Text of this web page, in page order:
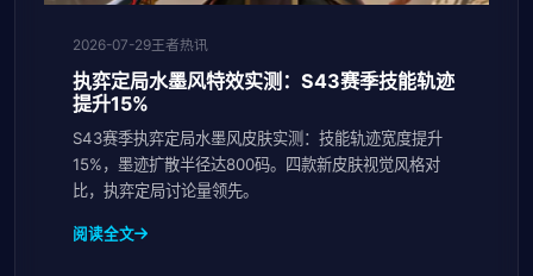
2026-07-29王者热讯
执弈定局水墨风特效实测：S43赛季技能轨迹
提升15%
S43赛季执弈定局水墨风皮肤实测：技能轨迹宽度提升
15%，墨迹扩散半径达800码。四款新皮肤视觉风格对
比，执弈定局讨论量领先。
阅读全文